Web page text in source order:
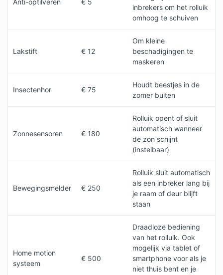
Anti-optilveren € 5
inbrekers om het rolluik
omhoog te schuiven
Lakstift € 12
Om kleine
beschadigingen te
maskeren
Insectenhor € 75
Houdt beestjes in de
zomer buiten
Zonnesensoren € 180
Rolluik opent of sluit
automatisch wanneer
de zon schijnt
(instelbaar)
Bewegingsmelder € 250
Rolluik sluit automatisch
als een inbreker lang bij
je raam of deur blijft
staan
Home motion
systeem
€ 500
Draadloze bediening
van het rolluik. Ook
mogelijk via tablet of
smartphone voor als je
niet thuis bent en je